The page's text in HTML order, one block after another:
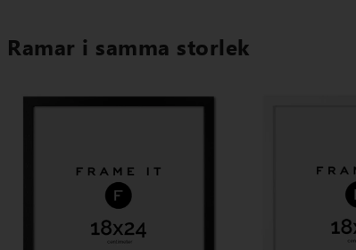
Ramar i samma storlek